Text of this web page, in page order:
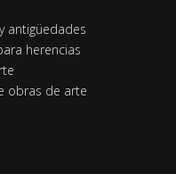
antigüedades
herencias
obras de arte